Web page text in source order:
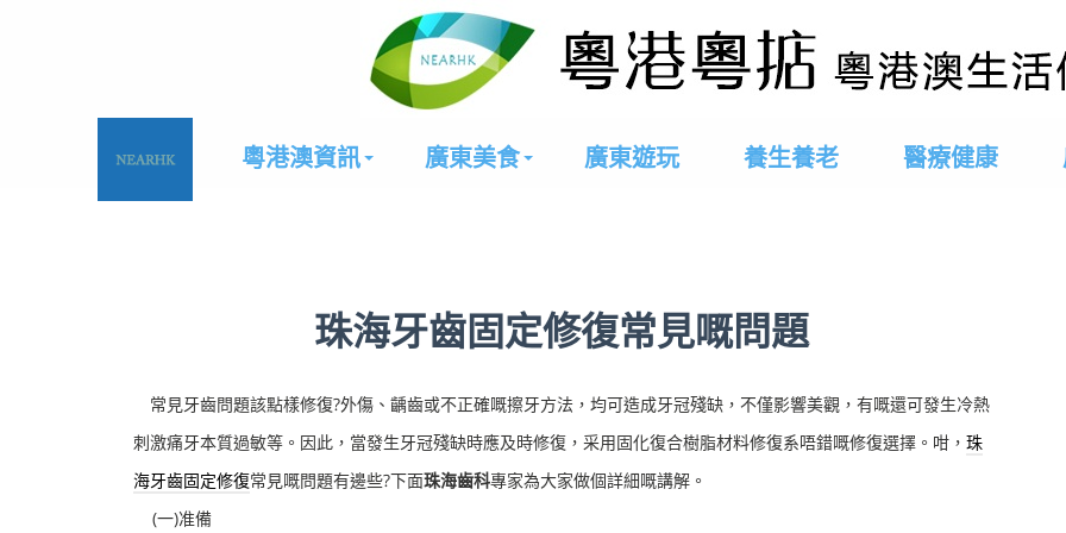
粵港澳資訊 廣東美食 廣東遊玩 養生養老 醫療健康
珠海牙齒固定修復常見嘅問題
常見牙齒問題該點樣修復?外傷、齲齒或不正確嘅擦牙方法，均可造成牙冠殘缺，不僅影響美觀，有嘅還可發生冷熱
刺激痛牙本質過敏等。因此，當發生牙冠殘缺時應及時修復，采用固化復合樹脂材料修復系唔錯嘅修復選擇。咁， 珠
海牙齒固定修復常見嘅問題有邊些?下面珠海齒科專家為大家做個詳細嘅講解。
(一)准備